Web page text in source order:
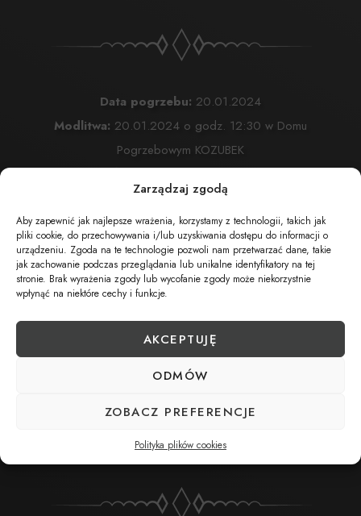
Zarządzaj zgodą
Aby zapewnić jak najlepsze wrażenia, korzystamy z technologii, takich jak
pliki cookie, do przechowywania i/lub uzyskiwania dostępu do informacji o
urządzeniu. Zgoda na te technologie pozwoli nam przetwarzać dane, takie
jak zachowanie podczas przeglądania lub unikalne identyfikatory na tej
stronie. Brak wyrażenia zgody lub wycofanie zgody może niekorzystnie
wpłynąć na niektóre cechy i funkcje.
AKCEPTUJĘ
ODMÓW
ZOBACZ PREFERENCJE
Polityka plików cookies
Data pogrzebu: 20.01.2024
Modlitwa: 20.01.2024 o godz. 12:30 w Domu
Pogrzebowym KOZUBEK
20.01.2024 o godz. 13:30 W Kościele
Przemienienia Pańskiego w Żywcu
ul. Komonieckiego 26 , Żywiec
Cmentarz:Cmentarz Przemienienia Pańskiego w Żywcu
Komonieckiego 26 , Żywiec
UDOSTĘPNIJ NEKROLOG
POBIERZ POWIADOMIENIE SMS